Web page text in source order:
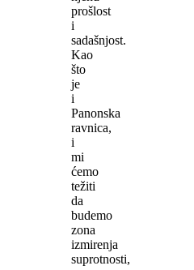
prošlost
i
sadašnjost.
Kao
što
je
i
Panonska
ravnica,
i
mi
ćemo
težiti
da
budemo
zona
izmirenja
suprotnosti,